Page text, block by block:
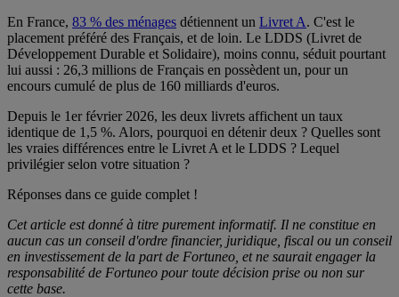
En France, 83 % des ménages détiennent un Livret A. C'est le
placement préféré des Français, et de loin. Le LDDS (Livret de
Développement Durable et Solidaire), moins connu, séduit pourtant
lui aussi : 26,3 millions de Français en possèdent un, pour un
encours cumulé de plus de 160 milliards d'euros.
Depuis le 1er février 2026, les deux livrets affichent un taux
identique de 1,5 %. Alors, pourquoi en détenir deux ? Quelles sont
les vraies différences entre le Livret A et le LDDS ? Lequel
privilégier selon votre situation ?
Réponses dans ce guide complet !
Cet article est donné à titre purement informatif. Il ne constitue en
aucun cas un conseil d'ordre financier, juridique, fiscal ou un conseil
en investissement de la part de Fortuneo, et ne saurait engager la
responsabilité de Fortuneo pour toute décision prise ou non sur
cette base.